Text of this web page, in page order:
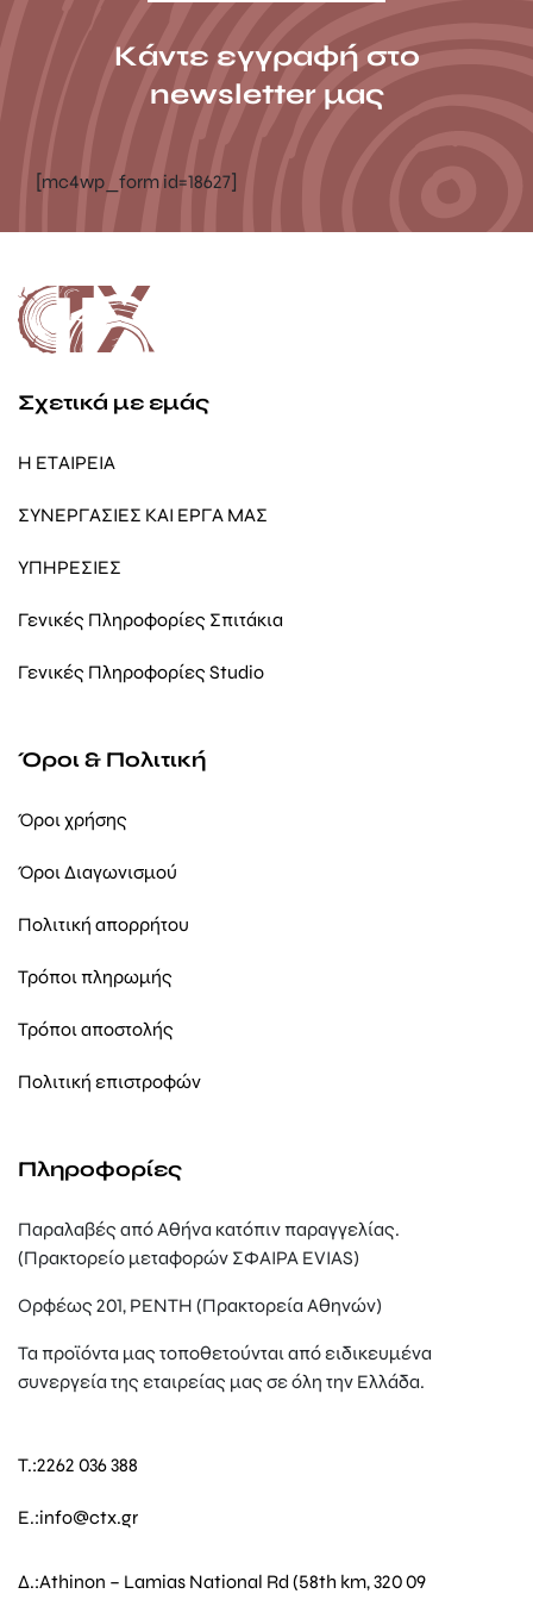
Κάντε εγγραφή στο
newsletter μας
[mc4wp_form id=18627]
Σχετικά με εμάς
Η ΕΤΑΙΡΕΙΑ
ΣΥΝΕΡΓΑΣΙΕΣ ΚΑΙ ΕΡΓΑ ΜΑΣ
ΥΠΗΡΕΣΙΕΣ
Γενικές Πληροφορίες Σπιτάκια
Γενικές Πληροφορίες Studio
Όροι & Πολιτική
Όροι χρήσης
Όροι Διαγωνισμού
Πολιτική απορρήτου
Τρόποι πληρωμής
Τρόποι αποστολής
Πολιτική επιστροφών
Πληροφορίες
Παραλαβές από Αθήνα κατόπιν παραγγελίας.
(Πρακτορείο μεταφορών ΣΦΑΙΡΑ EVIAS)
Ορφέως 201, ΡΕΝΤΗ (Πρακτορεία Αθηνών)
Τα προϊόντα μας τοποθετούνται από ειδικευμένα
συνεργεία της εταιρείας μας σε όλη την Ελλάδα.
T.:2262 036 388
E.:info@ctx.gr
Δ.:Athinon – Lamias National Rd (58th km, 320 09